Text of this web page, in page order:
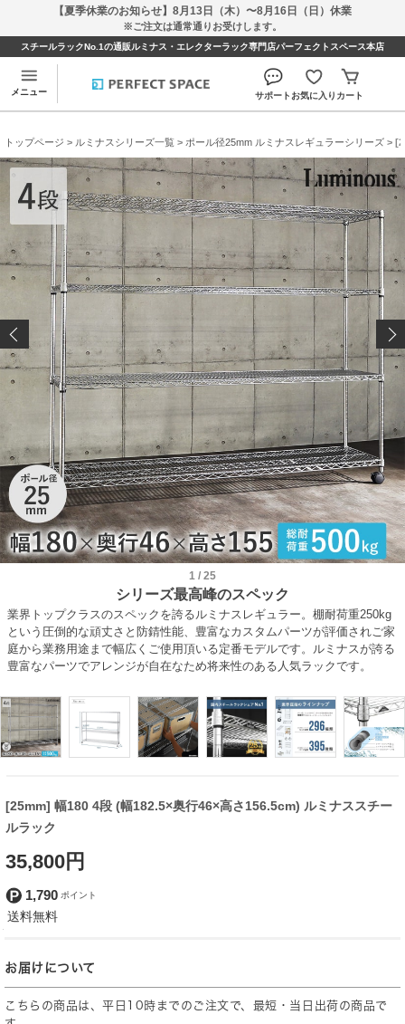
【夏季休業のお知らせ】8月13日（木）〜8月16日（日）休業
※ご注文は通常通りお受けします。
スチールラックNo.1の通販ルミナス・エレクターラック専門店パーフェクトスペース本店
メニュー サポートお気に入り カート
トップページ > ルミナスシリーズ一覧 > ポール径25mm ルミナスレギュラーシリーズ >
1 / 25
シリーズ最高峰のスペック
業界トップクラスのスペックを誇るルミナスレギュラー。棚耐荷重250kg
という圧倒的な頑丈さと防錆性能、豊富なカスタムパーツが評価されご家
庭から業務用途まで幅広くご使用頂いる定番モデルです。ルミナスが誇る
豊富なパーツでアレンジが自在なため将来性のある人気ラックです。
[25mm] 幅180 4段 (幅182.5×奥行46×高さ156.5cm) ルミナススチー
ルラック
35,800円
1,790